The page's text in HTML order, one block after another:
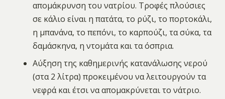
απομάκρυνση του νατρίου. Τροφές πλούσιες
σε κάλιο είναι η πατάτα, το ρύζι, το πορτοκάλι,
η μπανάνα, το πεπόνι, το καρπούζι, τα σύκα, τα
δαμάσκηνα, η ντομάτα και τα όσπρια.
Αύξηση της καθημερινής κατανάλωσης νερού
(στα 2 λίτρα) προκειμένου να λειτουργούν τα
νεφρά και έτσι να απομακρύνεται το νάτριο.